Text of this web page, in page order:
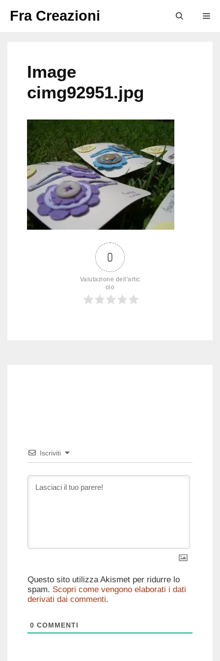
Fra Creazioni
Image
cimg92951.jpg
0
Valutazione dell'artic
olo
Iscriviti
Questo sito utilizza Akismet per ridurre lo
spam. Scopri come vengono elaborati i dati
derivati dai commenti.
0 COMMENTI